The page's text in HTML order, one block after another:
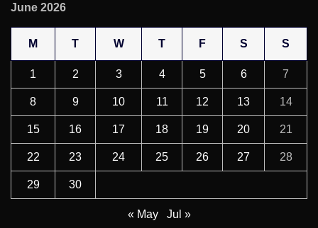
June 2026
M T W T F S S
1 2 3 4 5 6 7
8 9 10 11 12 13 14
15 16 17 18 19 20 21
22 23 24 25 26 27 28
29 30
« May Jul »